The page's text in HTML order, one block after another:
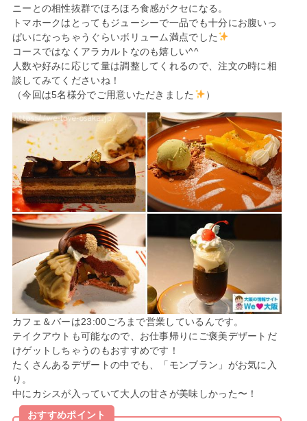
ニーとの相性抜群でほろほろ食感がクセになる。
トマホークはとってもジューシーで一品でも十分にお腹いっ
ぱいになっちゃうぐらいボリューム満点でした
コースではなくアラカルトなのも嬉しい^^
人数や好みに応じて量は調整してくれるので、注文の時に相
談してみてくださいね！
（今回は5名様分でご用意いただきました
）
カフェ＆バーは23:00ごろまで営業しているんです。
テイクアウトも可能なので、お仕事帰りにご褒美デザートだ
けゲットしちゃうのもおすすめです！
たくさんあるデザートの中でも、「モンブラン」がお気に入
り。
中にカシスが入っていて大人の甘さが美味しかった〜！
おすすめポイント